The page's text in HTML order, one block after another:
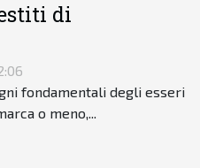
di
fondamentali degli esseri
o meno,...